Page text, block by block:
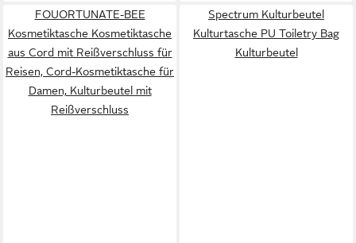
FOUORTUNATE-BEE
Kosmetiktasche Kosmetiktasche
aus Cord mit Reißverschluss für
Reisen, Cord-Kosmetiktasche für
Damen, Kulturbeutel mit
Reißverschluss
Spectrum Kulturbeutel
Kulturtasche PU Toiletry Bag
Kulturbeutel